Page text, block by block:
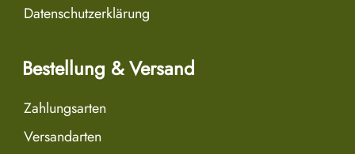
Datenschutzerklärung
Bestellung & Versand
Zahlungsarten
Versandarten